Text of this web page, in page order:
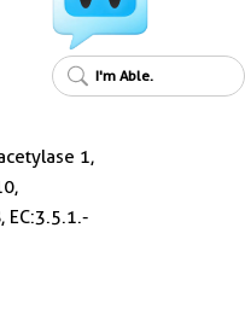
1,
EC:3.5.1.-
I'm Able.